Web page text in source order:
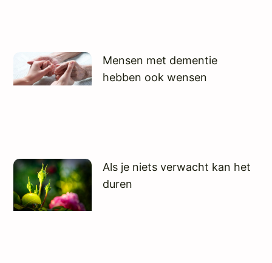
Mensen met dementie
hebben ook wensen
Als je niets verwacht kan het
duren